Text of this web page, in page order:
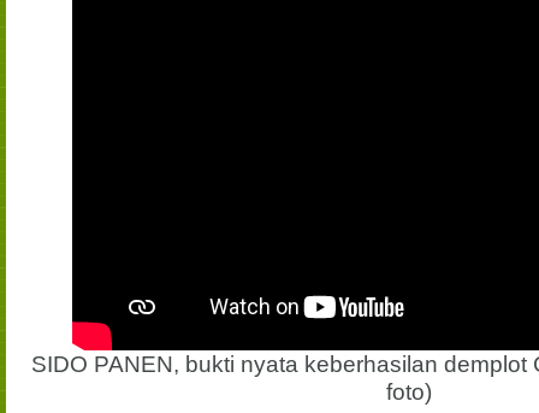
SIDO PANEN, bukti nyata keberhasilan demplot
foto)